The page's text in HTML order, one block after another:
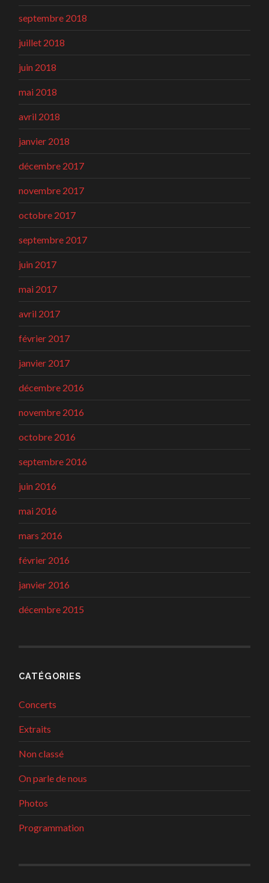
septembre 2018
juillet 2018
juin 2018
mai 2018
avril 2018
janvier 2018
décembre 2017
novembre 2017
octobre 2017
septembre 2017
juin 2017
mai 2017
avril 2017
février 2017
janvier 2017
décembre 2016
novembre 2016
octobre 2016
septembre 2016
juin 2016
mai 2016
mars 2016
février 2016
janvier 2016
décembre 2015
CATÉGORIES
Concerts
Extraits
Non classé
On parle de nous
Photos
Programmation